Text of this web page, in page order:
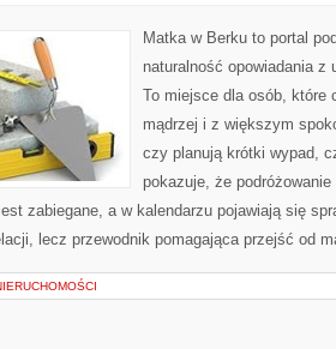
Matka w Berku to portal
naturalność opowiadania
To miejsce dla osób, które
mądrzej i z większym
czy planują krótki wypad,
pokazuje, że
zabiegane, a w kalendarzu pojawiają się
lecz przewodnik pomagająca przejść od